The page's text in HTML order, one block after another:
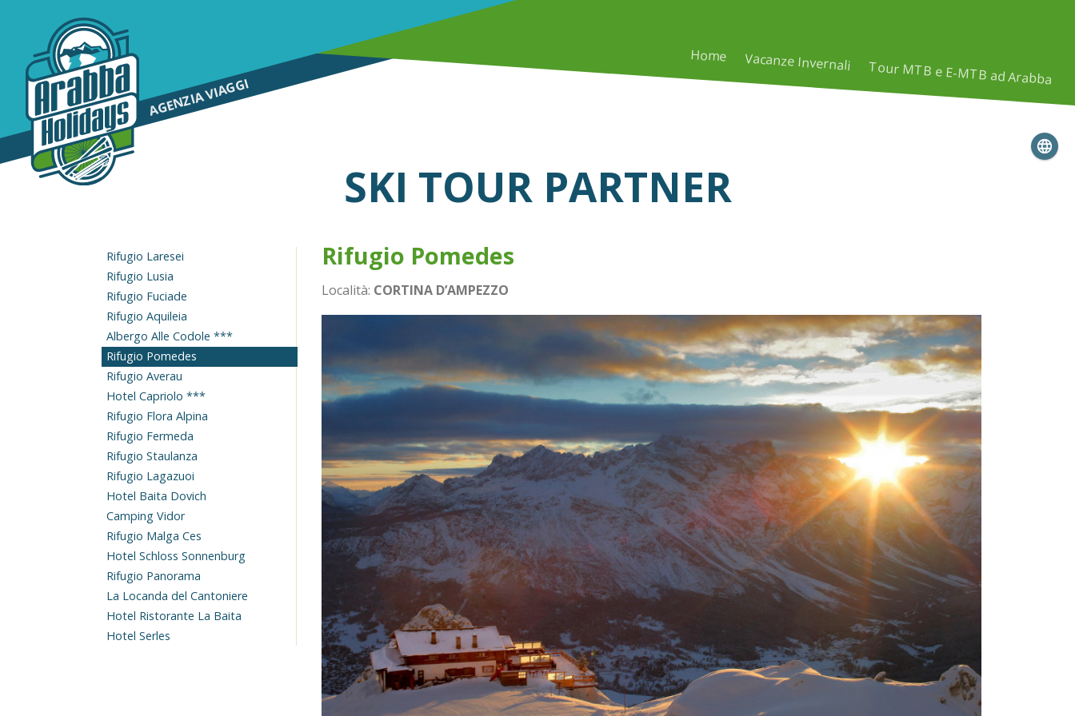
AGENZIA VIAGGI
Home Vacanze Invernali Tour MTB e E-MTB ad Arabba
SKI TOUR PARTNER
Rifugio Laresei
Rifugio Lusia
Rifugio Fuciade
Rifugio Aquileia
Albergo Alle Codole ***
Rifugio Pomedes
Rifugio Averau
Hotel Capriolo ***
Rifugio Flora Alpina
Rifugio Fermeda
Rifugio Staulanza
Rifugio Lagazuoi
Hotel Baita Dovich
Camping Vidor
Rifugio Malga Ces
Hotel Schloss Sonnenburg
Rifugio Panorama
La Locanda del Cantoniere
Hotel Ristorante La Baita
Hotel Serles
Rifugio Pomedes
Località: CORTINA D’AMPEZZO